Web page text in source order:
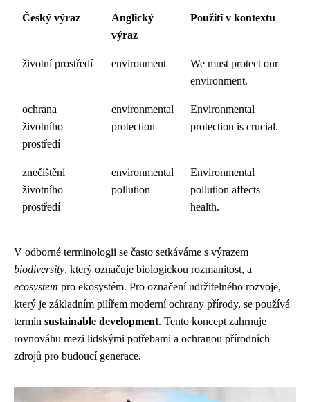
Český výraz
Anglický
výraz
Použití v kontextu
životní prostředí environment
We must protect our
environment.
ochrana
životního
prostředí
environmental
protection
Environmental
protection is crucial.
znečištění
životního
prostředí
environmental
pollution
Environmental
pollution affects
health.
V odborné terminologii se často setkáváme s výrazem
biodiversity, který označuje biologickou rozmanitost, a
ecosystem pro ekosystém. Pro označení udržitelného rozvoje,
který je základním pilířem moderní ochrany přírody, se používá
termín sustainable development. Tento koncept zahrnuje
rovnováhu mezi lidskými potřebami a ochranou přírodních
zdrojů pro budoucí generace.